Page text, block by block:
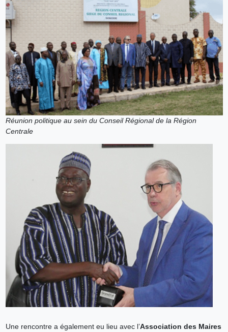
Réunion politique au sein du Conseil Régional de la Région
Centrale
Une rencontre a également eu lieu avec l’Association des Maires